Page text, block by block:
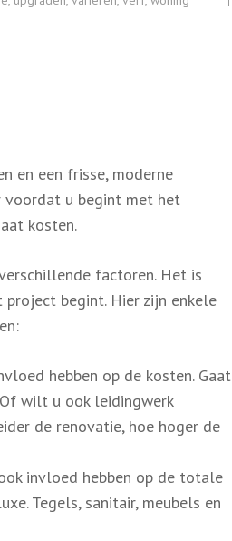
en een frisse, moderne
voordat u begint met het
kosten.
factoren. Het is
begint. Hier zijn enkele
hebben op de kosten. Gaat
wilt u ook leidingwerk
de renovatie, hoe hoger de
invloed hebben op de totale
Tegels, sanitair, meubels en